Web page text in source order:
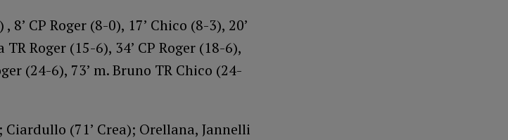
, 8’ CP Roger (8-0), 17’ Chico (8-3), 20’
Roger (15-6), 34’ CP Roger (18-6),
(24-6), 73’ m. Bruno TR Chico (24-
Ciardullo (71’ Crea); Orellana, Jannelli